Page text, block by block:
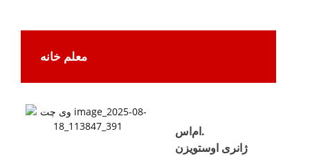
معلم خانه
ام‌اس.
ژانری اوستویزن